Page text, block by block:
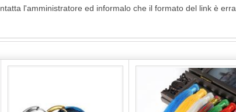
l'amministratore ed informalo che il formato del link è